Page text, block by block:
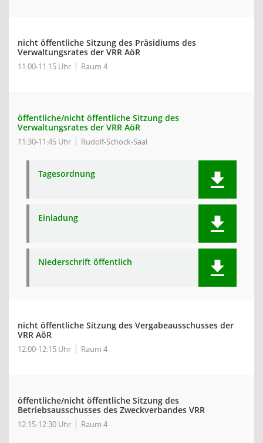
nicht öffentliche Sitzung des Präsidiums des
Verwaltungsrates der VRR AöR
11:00-11:15 Uhr Raum 4
öffentliche/nicht öffentliche Sitzung des
Verwaltungsrates der VRR AöR
11:30-11:45 Uhr Rudolf-Schock-Saal
Tagesordnung
Einladung
Niederschrift öffentlich
nicht öffentliche Sitzung des Vergabeausschusses der
VRR AöR
12:00-12:15 Uhr Raum 4
öffentliche/nicht öffentliche Sitzung des
Betriebsausschusses des Zweckverbandes VRR
12:15-12:30 Uhr Raum 4